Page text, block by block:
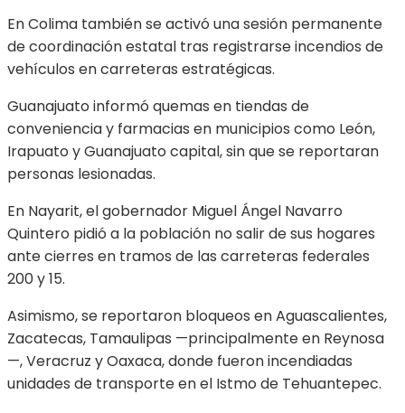
En Colima también se activó una sesión permanente
de coordinación estatal tras registrarse incendios de
vehículos en carreteras estratégicas.
Guanajuato informó quemas en tiendas de
conveniencia y farmacias en municipios como León,
Irapuato y Guanajuato capital, sin que se reportaran
personas lesionadas.
En Nayarit, el gobernador Miguel Ángel Navarro
Quintero pidió a la población no salir de sus hogares
ante cierres en tramos de las carreteras federales
200 y 15.
Asimismo, se reportaron bloqueos en Aguascalientes,
Zacatecas, Tamaulipas —principalmente en Reynosa
—, Veracruz y Oaxaca, donde fueron incendiadas
unidades de transporte en el Istmo de Tehuantepec.